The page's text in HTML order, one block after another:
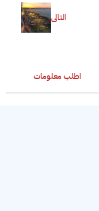
التالى
اطلب معلومات